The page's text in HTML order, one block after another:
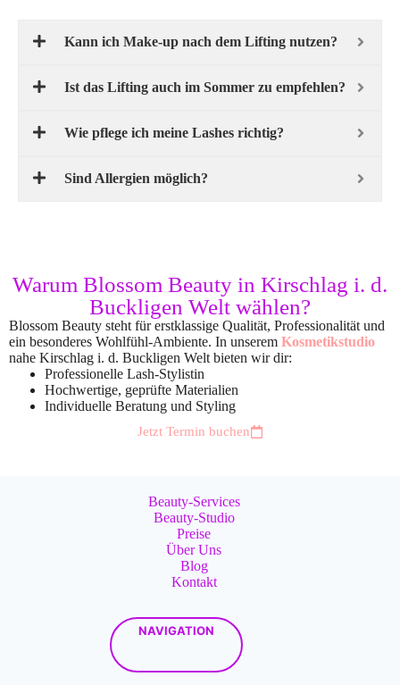
Kann ich Make-up nach dem Lifting nutzen?
Ist das Lifting auch im Sommer zu empfehlen?
Wie pflege ich meine Lashes richtig?
Sind Allergien möglich?
Warum Blossom Beauty in Kirschlag i. d.
Buckligen Welt wählen?
Blossom Beauty steht für erstklassige Qualität, Professionalität und
ein besonderes Wohlfühl-Ambiente. In unserem Kosmetikstudio
nahe Kirschlag i. d. Buckligen Welt bieten wir dir:
Professionelle Lash-Stylistin
Hochwertige, geprüfte Materialien
Individuelle Beratung und Styling
Jetzt Termin buchen
Beauty-Services
Beauty-Studio
Preise
Über Uns
Blog
Kontakt
NAVIGATION